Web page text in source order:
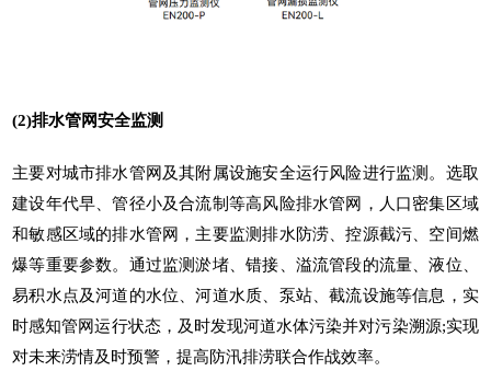
(2)排水管网安全监测
主要对城市排水管网及其附属设施安全运行风险进行监测。选取
建设年代早、管径小及合流制等高风险排水管网，人口密集区域
和敏感区域的排水管网，主要监测排水防涝、控源截污、空间燃
爆等重要参数。通过监测淤堵、错接、溢流管段的流量、液位、
易积水点及河道的水位、河道水质、泵站、截流设施等信息，实
时感知管网运行状态，及时发现河道水体污染并对污染溯源;实现
对未来涝情及时预警，提高防汛排涝联合作战效率。